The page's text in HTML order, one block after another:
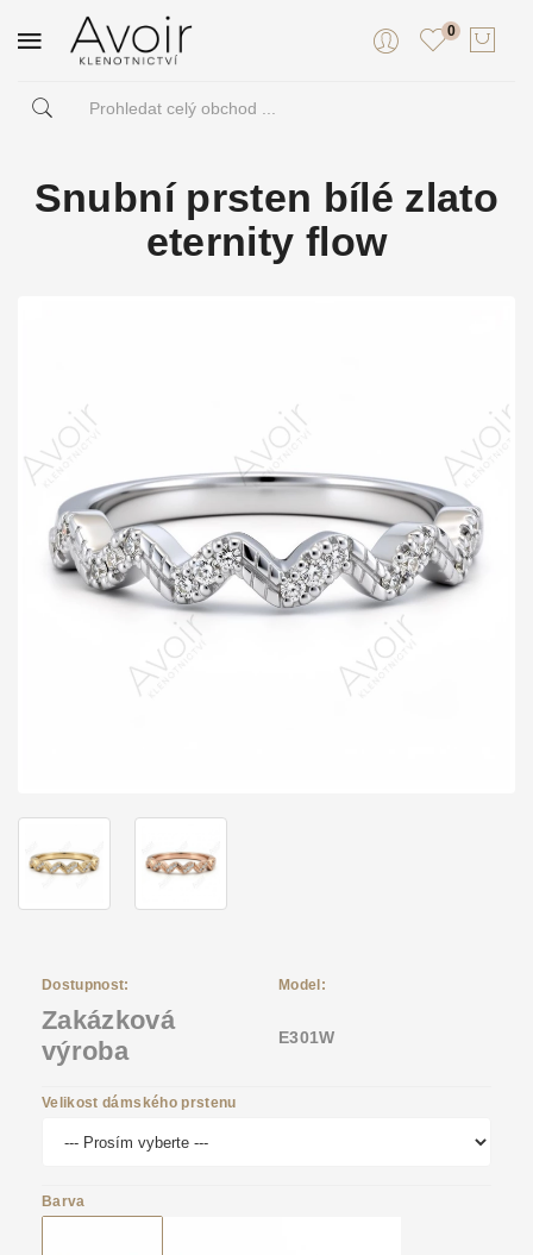
0
Snubní prsten bílé zlato
eternity flow
Dostupnost: Model:
Zakázková
výroba
E301W
Velikost dámského prstenu
Barva